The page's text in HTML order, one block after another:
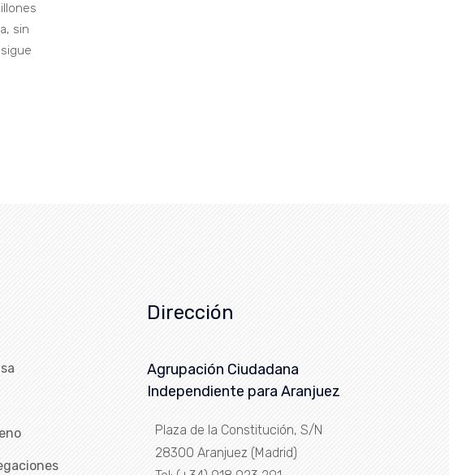
sin
Dirección
Agrupación Ciudadana
Independiente para Aranjuez
Plaza de la Constitución, S/N
28300 Aranjuez (Madrid)